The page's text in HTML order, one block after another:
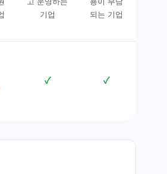
기업
되는 기업
✓ ✓